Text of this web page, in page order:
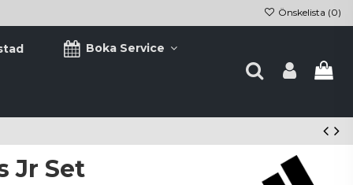
Önskelista (0)
Boka Service
Jr Set